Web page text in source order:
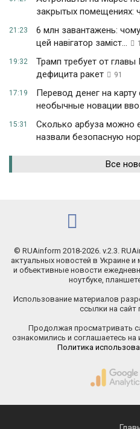
закрытых помещениях:
21:23
6 млн завантажень:
цей навігатор заміст...
19:32
Трамп требует от
дефицита ракет
91
17:19
Перевод денег на
необычные новации
15:31
Сколько арбуза можно
назвали безопасную
Все
© RUAinform 2018-2026. v.2.3.
актуальных новостей в Украине
и объективные новости
ноутбуке,
Использование материалов
ссылки на сайт
Продолжая просматривать
ознакомились и соглашаетесь
Политика